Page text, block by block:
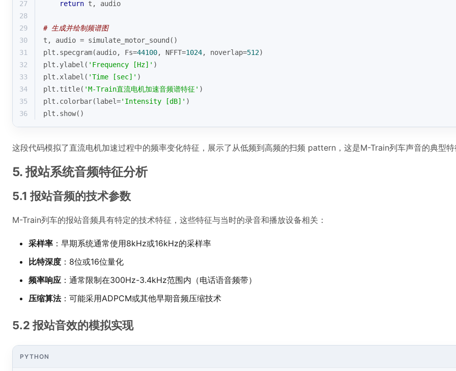
27
return t, audio
28
29
# 生成并绘制频谱图
30
t, audio = simulate_motor_sound()
31
plt.specgram(audio, Fs=44100, NFFT=1024, noverlap=512)
32
plt.ylabel( 'Frequency [Hz]' )
33
plt.xlabel( 'Time [sec]' )
34
plt.title( 'M-Train直流电机加速音频谱特征' )
35
plt.colorbar(label='Intensity [dB]' )
36
plt.show()
这段代码模拟了直流电机加速过程中的频率变化特征，展示了从低频到高频的扫频 pattern，这是M-Train列车声音的典型特
5. 报站系统音频特征分析
5.1 报站音频的技术参数
M-Train列车的报站音频具有特定的技术特征，这些特征与当时的录音和播放设备相关：
采样率 ：早期系统通常使用8kHz或16kHz的采样率
比特深度 ：8位或16位量化
频率响应 ：通常限制在300Hz-3.4kHz范围内（电话语音频带）
压缩算法：可能采用ADPCM或其他早期音频压缩技术
5.2 报站音效的模拟实现
PYTHON